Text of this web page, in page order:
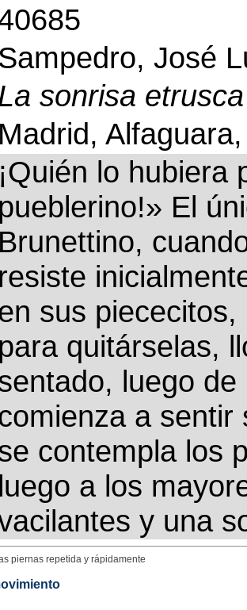
José
sonrisa etrusca
Madrid,
¡Quién lo hubiera
pueblerino!» El
Brunettino,
resiste
sus
para quitárselas,
luego
a sentir
contempla los
luego a los
y una
piernas repetida y rápidamente